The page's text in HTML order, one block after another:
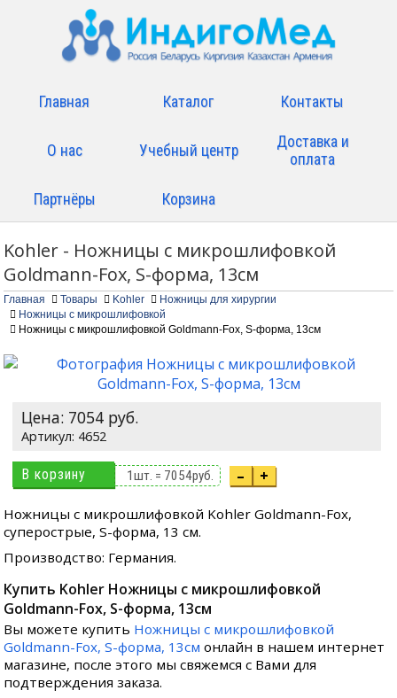
Главная Каталог Контакты
О нас Учебный центр
Доставка и
оплата
Партнёры Корзина
Kohler - Ножницы с микрошлифовкой
Goldmann-Fox, S-форма, 13см
Главная Товары Kohler
Ножницы для хирургии
Ножницы с микрошлифовкой
Ножницы с микрошлифовкой Goldmann-Fox, S-форма, 13см
Цена: 7054 руб.
4652
В корзину 1шт. = 7054руб. – +
Ножницы с микрошлифовкой Kohler Goldmann-Fox,
суперострые, S-форма, 13 см.
Производство: Германия.
Купить Kohler Ножницы с микрошлифовкой
Goldmann-Fox, S-форма, 13см
Вы можете купить Ножницы с микрошлифовкой
Goldmann-Fox, S-форма, 13см онлайн в нашем интернет
магазине, после этого мы свяжемся с Вами для
подтверждения заказа.